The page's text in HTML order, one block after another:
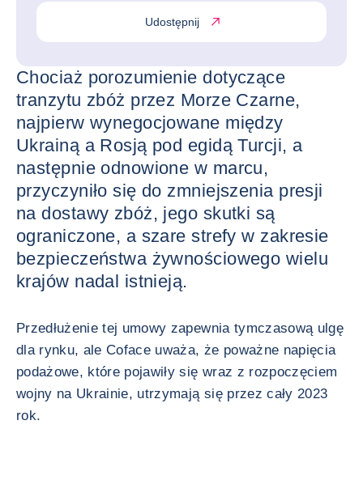
Udostępnij
Chociaż porozumienie dotyczące
tranzytu zbóż przez Morze Czarne,
najpierw wynegocjowane między
Ukrainą a Rosją pod egidą Turcji, a
następnie odnowione w marcu,
przyczyniło się do zmniejszenia presji
na dostawy zbóż, jego skutki są
ograniczone, a szare strefy w zakresie
bezpieczeństwa żywnościowego wielu
krajów nadal istnieją.
Przedłużenie tej umowy zapewnia tymczasową ulgę
dla rynku, ale Coface uważa, że poważne napięcia
podażowe, które pojawiły się wraz z rozpoczęciem
wojny na Ukrainie, utrzymają się przez cały 2023
rok.